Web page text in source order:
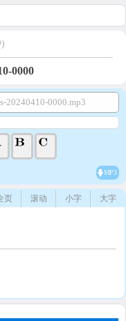
0000
20240410-0000.mp3
MP3
大字
小字
滚动
页